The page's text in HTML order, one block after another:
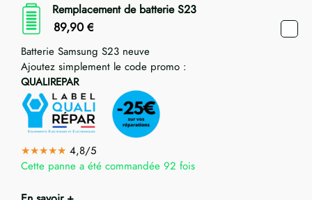
Remplacement de batterie S23
89,90 €
Batterie Samsung S23 neuve
Ajoutez simplement le code promo :
QUALIREPAR
★★★★★ 4,8/5
Cette panne a été commandée 92 fois